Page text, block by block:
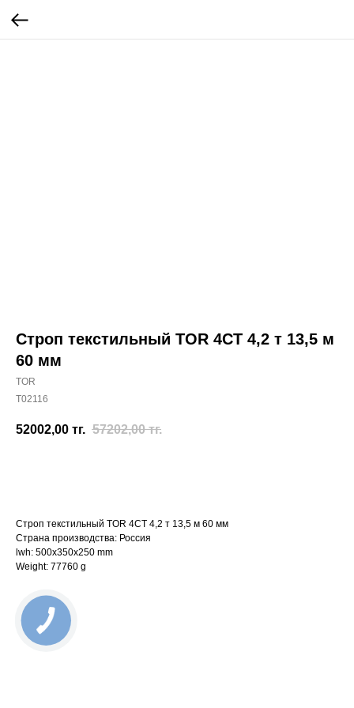
Строп текстильный TOR 4СТ 4,2 т 13,5 м
60 мм
TOR
T02116
52002,00 тг. 57202,00 тг.
Строп текстильный TOR 4СТ 4,2 т 13,5 м 60 мм
Страна производства: Россия
lwh: 500x350x250 mm
Weight: 77760 g